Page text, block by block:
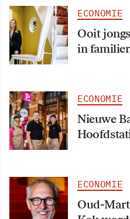
ECONOMIE
Ooit
in
ECONOMIE
Nieuwe
ECONOMIE
Oud-